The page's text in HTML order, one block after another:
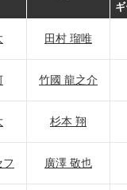
田村 瑠唯
竹國 龍之介
杉本 翔
フ 廣澤 敬也